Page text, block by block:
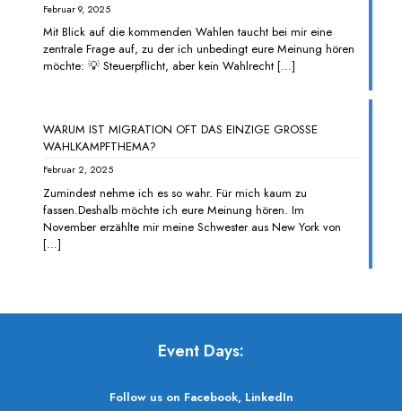
Februar 9, 2025
Mit Blick auf die kommenden Wahlen taucht bei mir eine
zentrale Frage auf, zu der ich unbedingt eure Meinung hören
möchte: 💡 Steuerpflicht, aber kein Wahlrecht […]
WARUM IST MIGRATION OFT DAS EINZIGE GROSSE
WAHLKAMPFTHEMA?
Februar 2, 2025
Zumindest nehme ich es so wahr. Für mich kaum zu
fassen.Deshalb möchte ich eure Meinung hören. Im
November erzählte mir meine Schwester aus New York von
[…]
Event Days:
Follow us on Facebook, LinkedIn